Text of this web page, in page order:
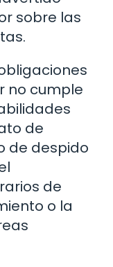
sobre las
no cumple
de
de despido
de
o la